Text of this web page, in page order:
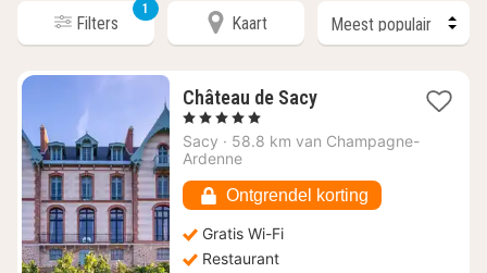
Filters
1
Kaart
Château de Sacy1
vanaf
, 5 Sterren
Sacy · 58.8 km van Champagne-
Ardenne
Ontgrendel korting
Gratis Wi-Fi
Restaurant